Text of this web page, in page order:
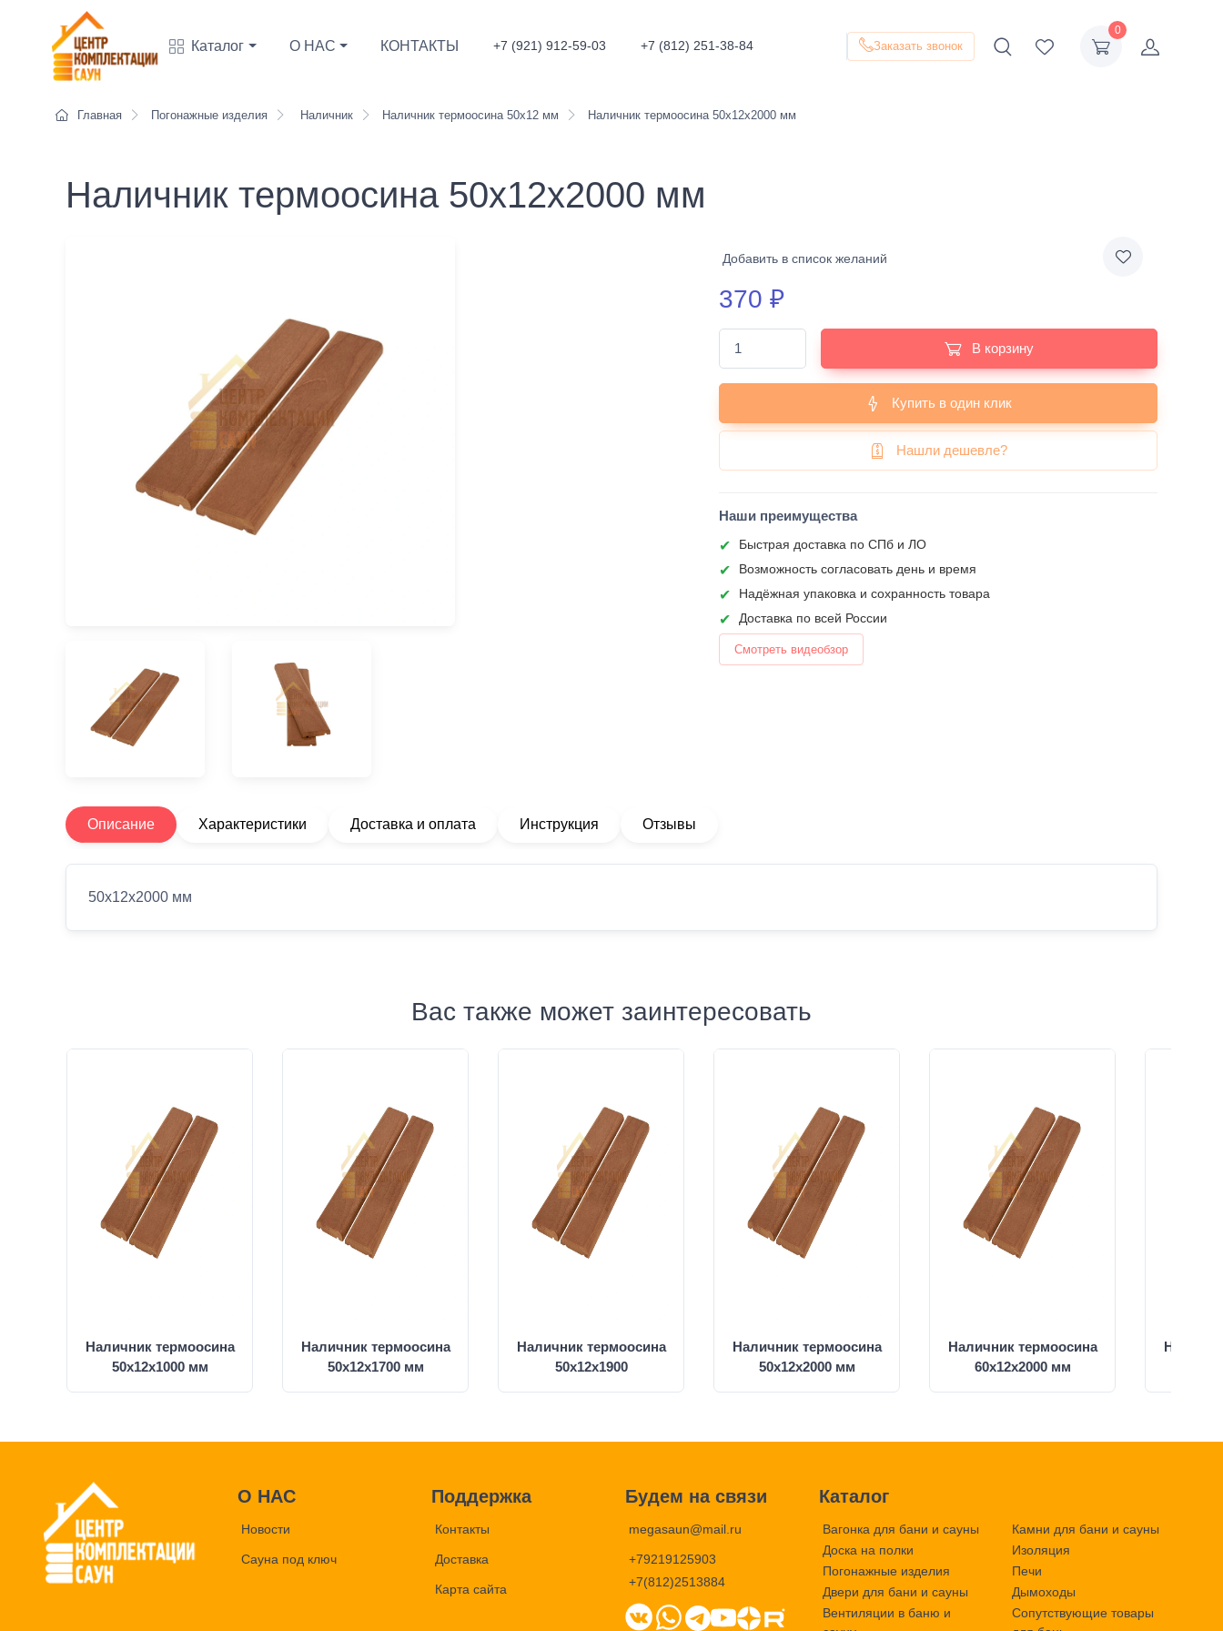
Каталог О НАС КОНТАКТЫ +7 (921) 912-59-03 +7 (812) 251-38-84 Заказать звонок
0
Главная Погонажные изделия Наличник Наличник термоосина 50х12 мм Наличник термоосина 50х12х2000 мм
Наличник термоосина 50х12х2000 мм
Добавить в список желаний
370 ₽
В корзину
Купить в один клик
Нашли дешевле?
Наши преимущества
Быстрая доставка по СПб и ЛО
Возможность согласовать день и время
Надёжная упаковка и сохранность товара
Доставка по всей России
Смотреть видеобзор
Описание Характеристики Доставка и оплата Инструкция Отзывы
50х12х2000 мм
Вас также может заинтересовать
Наличник термоосина
50x12x1000 мм
Наличник термоосина
50х12х1700 мм
Наличник термоосина
50х12х1900
Наличник термоосина
50х12х2000 мм
Наличник термоосина
60х12х2000 мм
О НАС
Новости
Сауна под ключ
Поддержка
Контакты
Доставка
Карта сайта
Будем на связи
megasaun@mail.ru
+79219125903
+7(812)2513884
Каталог
Вагонка для бани и сауны
Доска на полки
Погонажные изделия
Двери для бани и сауны
Вентиляции в баню и
Камни для бани и сауны
Изоляция
Печи
Дымоходы
Сопутствующие товары